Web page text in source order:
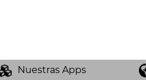
Nuestras Apps